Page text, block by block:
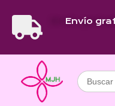
Envío
Buscar: